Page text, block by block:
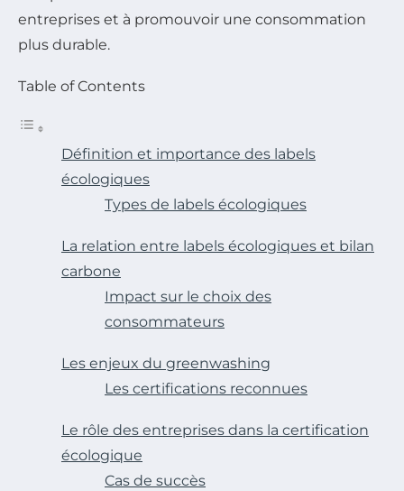
entreprises et à promouvoir une consommation
plus durable.
Table of Contents
Définition et importance des labels
écologiques
Types de labels écologiques
La relation entre labels écologiques et bilan
carbone
Impact sur le choix des
consommateurs
Les enjeux du greenwashing
Les certifications reconnues
Le rôle des entreprises dans la certification
écologique
Cas de succès